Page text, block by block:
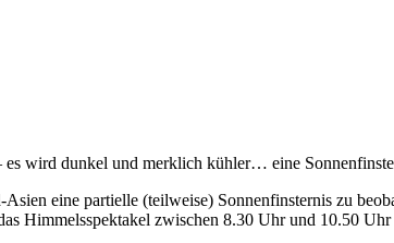
es wird dunkel und merklich kühler… eine
eine partielle (teilweise) Sonnenfinsternis zu
Himmelsspektakel zwischen 8.30 Uhr und 10.50